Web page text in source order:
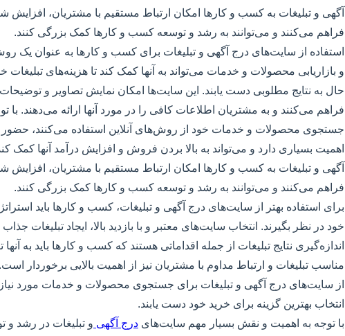
آگهی و تبلیغات به کسب و کارها امکان ارتباط مستقیم با مشتریان، افزایش
فراهم می‌کنند و می‌توانند به رشد و توسعه کسب و کارها کمک بزرگی کنند.
استفاده از سایت‌های درج آگهی و تبلیغات برای کسب و کارها به عنوان یک
و بازاریابی محصولات و خدمات می‌تواند به آنها کمک کند تا هزینه‌های تبلیغات
حال به نتایج مطلوبی دست یابند. این سایت‌ها امکان نمایش تصاویر و
فراهم می‌کنند و به مشتریان اطلاعات کافی را در مورد آنها ارائه می‌دهند. با
جستجوی محصولات و خدمات خود از روش‌های آنلاین استفاده می‌کنند،
اهمیت بسیاری دارد و می‌تواند به بالا بردن فروش و افزایش درآمد آنها کمک
آگهی و تبلیغات به کسب و کارها امکان ارتباط مستقیم با مشتریان، افزایش
فراهم می‌کنند و می‌توانند به رشد و توسعه کسب و کارها کمک بزرگی کنند.
برای استفاده بهتر از سایت‌های درج آگهی و تبلیغات، کسب و کارها باید
خود در نظر بگیرند. انتخاب سایت‌های معتبر و با بازدید بالا، ایجاد تبلیغات
اندازه‌گیری نتایج تبلیغات از جمله اقداماتی هستند که کسب و کارها باید به
مناسب تبلیغات و ارتباط مداوم با مشتریان نیز از اهمیت بالایی برخوردار
از سایت‌های درج آگهی و تبلیغات برای جستجوی محصولات و خدمات مورد نیاز
انتخاب بهترین گزینه برای خرید خود دست یابند.
با توجه به اهمیت و نقش بسیار مهم سایت‌های درج آگهی و تبلیغات در رشد